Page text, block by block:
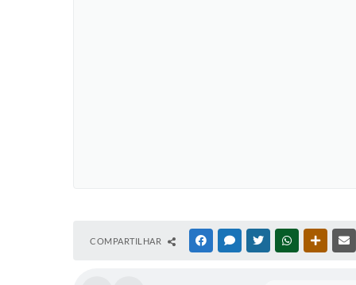
COMPARTILHAR FACEBOOKMESSENGER
TWITTERWHATSAPP